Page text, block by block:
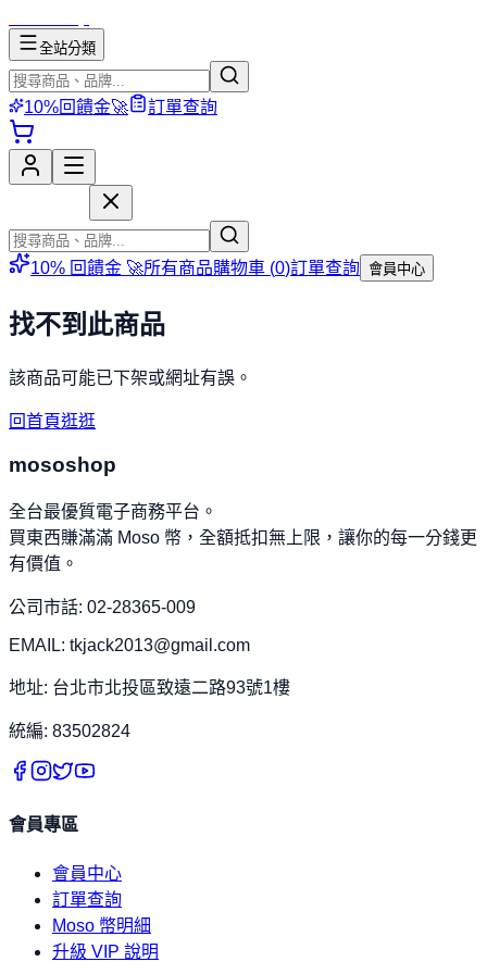
全站分類
10%回饋金🚀 訂單查詢
10% 回饋金 🚀所有商品購物車 (0)訂單查詢 會員中心
找不到此商品
該商品可能已下架或網址有誤。
回首頁逛逛
mososhop
全台最優質電子商務平台。
買東西賺滿滿 Moso 幣，全額抵扣無上限，讓你的每一分錢更
有價值。
公司市話: 02-28365-009
EMAIL: tkjack2013@gmail.com
地址: 台北市北投區致遠二路93號1樓
統編: 83502824
會員專區
會員中心
訂單查詢
Moso 幣明細
升級 VIP 說明